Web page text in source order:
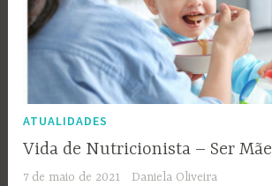
ATUALIDADES
Vida de Nutricionista – Ser Mãe
7 de maio de 2021 Daniela Oliveira